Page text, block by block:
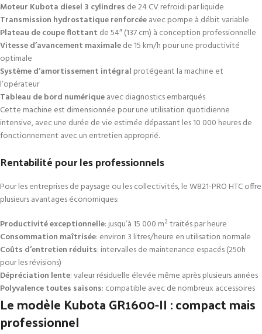
Moteur Kubota diesel 3 cylindres de 24 CV refroidi par liquide
Transmission hydrostatique renforcéeavec pompe à débit variable
Plateau de coupe flottant de 54″ (137 cm) à conception professionnelle
Vitesse d’avancement maximalede 15 km/h pour une productivité
optimale
Système d’amortissement intégral protégeant la machine et
l’opérateur
Tableau de bord numériqueavec diagnostics embarqués
Cette machine est dimensionnée pour une utilisation quotidienne
intensive, avec une durée de vie estimée dépassant les 10 000 heures de
fonctionnement avec un entretien approprié.
Rentabilité pour les professionnels
Pour les entreprises de paysage ou les collectivités, le W821-PRO HTC offre
plusieurs avantages économiques:
Productivité exceptionnelle: jusqu’à 15 000 m² traités par heure
Consommation maîtrisée: environ 3 litres/heure en utilisation normale
Coûts d’entretien réduits: intervalles de maintenance espacés (250h
pour les révisions)
Dépréciation lente: valeur résiduelle élevée même après plusieurs années
Polyvalence toutes saisons: compatible avec de nombreux accessoires
Le modèle Kubota GR1600-II : compact mais
professionnel